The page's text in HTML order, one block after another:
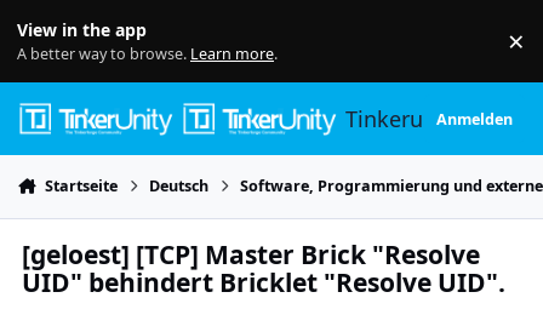
View in the app
A better way to browse. Learn more. ×
TinkerunityAnmelden
Startseite Deutsch Software, Programmierung und
[geloest] [TCP] Master Brick "Resolve
UID" behindert Bricklet "Resolve UID".